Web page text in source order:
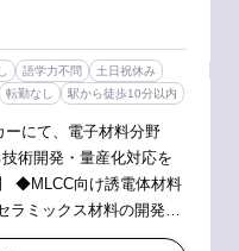
語学力不問
土日祝休み
転勤なし 駅から徒歩10分以内
にて、電子材料分野
術開発・量産化対応を
ラミックス材料の開発、
規採用に向けた技術対応